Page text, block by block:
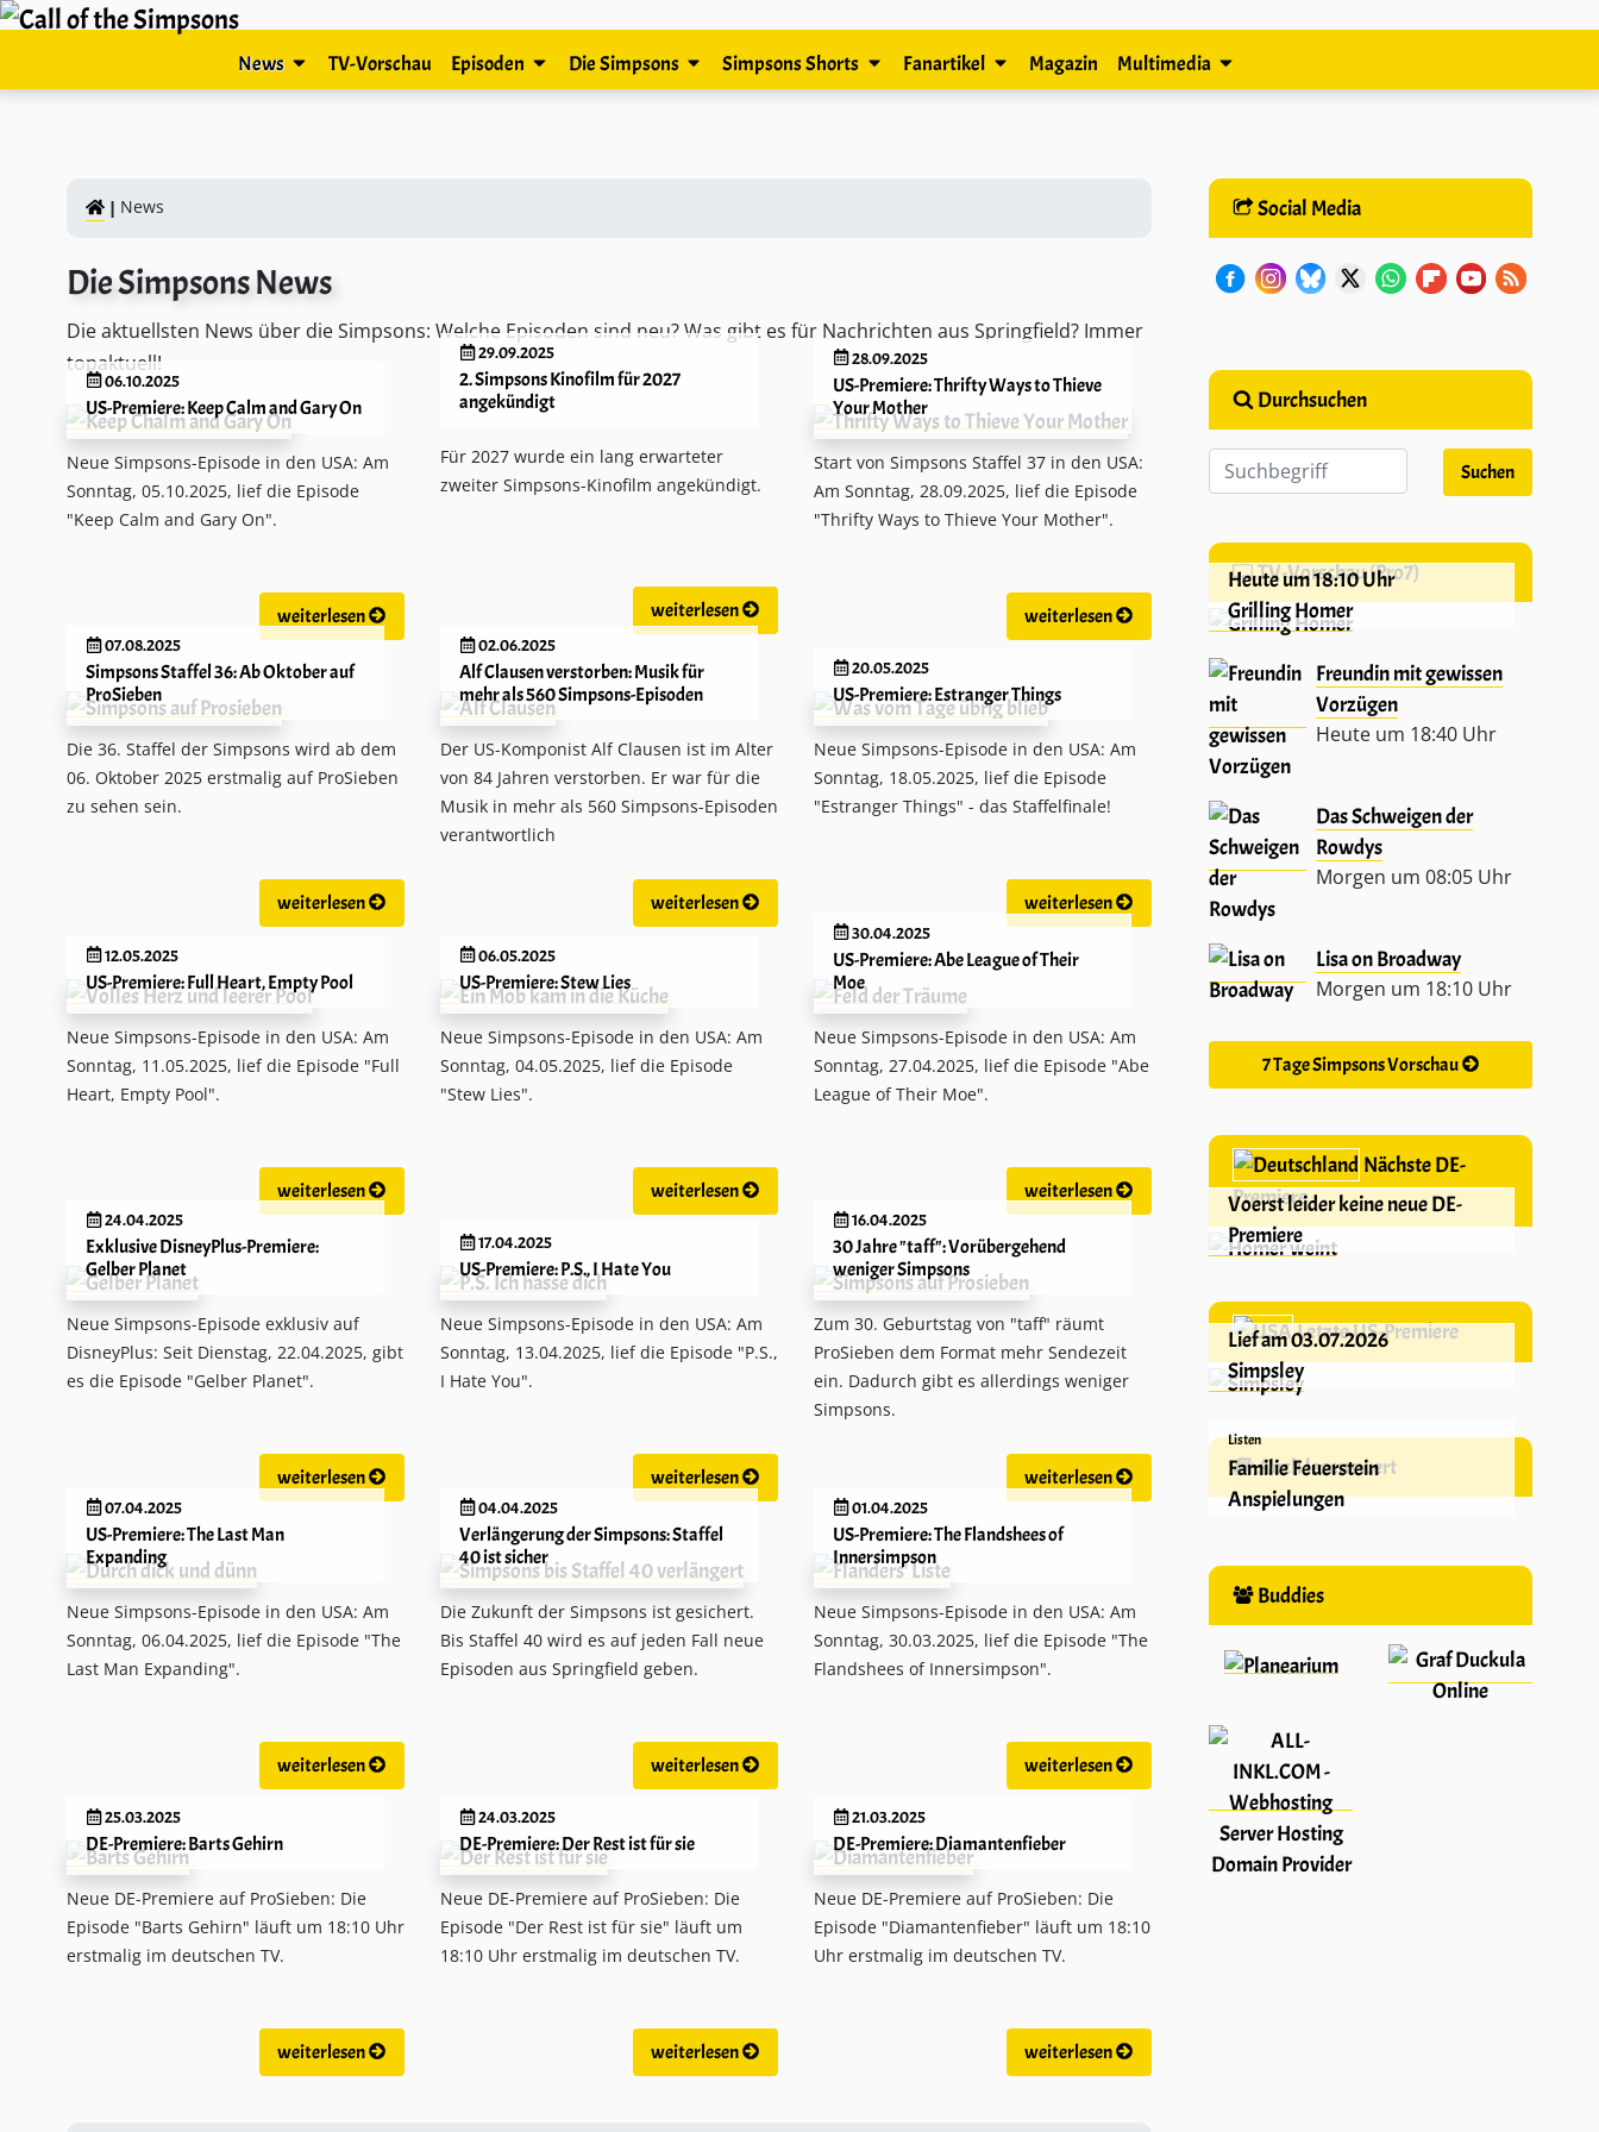
News TV-Vorschau Episoden Die Simpsons Simpsons Shorts Fanartikel Magazin Multimedia
News
Die Simpsons News
Die aktuellsten News über die Simpsons: Welche Episoden sind neu? Was gibt es für Nachrichten aus Springfield? Immer
topaktuell!
06.10.2025
US-Premiere: Keep Calm and Gary On
Neue Simpsons-Episode in den USA: Am
Sonntag, 05.10.2025, lief die Episode
"Keep Calm and Gary On".
weiterlesen
29.09.2025
2. Simpsons Kinofilm für 2027
angekündigt
Für 2027 wurde ein lang erwarteter
zweiter Simpsons-Kinofilm angekündigt.
weiterlesen
28.09.2025
US-Premiere: Thrifty Ways to Thieve
Your Mother
Start von Simpsons Staffel 37 in den USA:
Am Sonntag, 28.09.2025, lief die Episode
"Thrifty Ways to Thieve Your Mother".
weiterlesen
07.08.2025
Simpsons Staffel 36: Ab Oktober auf
ProSieben
​Die 36. Staffel der Simpsons​ wird ab dem
06. Oktober 2025 erstmalig auf ProSieben
zu sehen sein.
weiterlesen
02.06.2025
Alf Clausen verstorben: Musik für
mehr als 560 Simpsons-Episoden
Der US-Komponist Alf Clausen ist im Alter
von 84 Jahren verstorben. Er war für die
Musik in mehr als 560 Simpsons-Episoden
verantwortlich
weiterlesen
20.05.2025
US-Premiere: Estranger Things
Neue Simpsons-Episode in den USA: Am
Sonntag, 18.05.2025, lief die Episode
"Estranger Things" - das Staffelfinale!
weiterlesen
12.05.2025
US-Premiere: Full Heart, Empty Pool
Neue Simpsons-Episode in den USA: Am
Sonntag, 11.05.2025, lief die Episode "Full
Heart, Empty Pool".
weiterlesen
06.05.2025
US-Premiere: Stew Lies
Neue Simpsons-Episode in den USA: Am
Sonntag, 04.05.2025, lief die Episode
"Stew Lies".
weiterlesen
30.04.2025
US-Premiere: Abe League of Their
Moe
Neue Simpsons-Episode in den USA: Am
Sonntag, 27.04.2025, lief die Episode "Abe
League of Their Moe".
weiterlesen
24.04.2025
Exklusive DisneyPlus-Premiere:
Gelber Planet
Neue Simpsons-Episode exklusiv auf
DisneyPlus: Seit Dienstag, 22.04.2025, gibt
es die Episode "Gelber Planet".
weiterlesen
17.04.2025
US-Premiere: P.S., I Hate You
Neue Simpsons-Episode in den USA: Am
Sonntag, 13.04.2025, lief die Episode "P.S.,
I Hate You".
weiterlesen
16.04.2025
30 Jahre "taff": Vorübergehend
weniger Simpsons
Zum 30. Geburtstag von "taff" räumt
ProSieben dem Format mehr Sendezeit
ein. Dadurch gibt es allerdings weniger
Simpsons.
weiterlesen
07.04.2025
US-Premiere: The Last Man
Expanding
Neue Simpsons-Episode in den USA: Am
Sonntag, 06.04.2025, lief die Episode "The
Last Man Expanding".
weiterlesen
04.04.2025
Verlängerung der Simpsons: Staffel
40 ist sicher
Die Zukunft der Simpsons ist gesichert.
Bis Staffel 40 wird es auf jeden Fall neue
Episoden aus Springfield geben.
weiterlesen
01.04.2025
US-Premiere: The Flandshees of
Innersimpson
Neue Simpsons-Episode in den USA: Am
Sonntag, 30.03.2025, lief die Episode "The
Flandshees of Innersimpson".
weiterlesen
25.03.2025
DE-Premiere: Barts Gehirn
Neue DE-Premiere auf ProSieben: Die
Episode "Barts Gehirn" läuft um 18:10 Uhr
erstmalig im deutschen TV.
weiterlesen
24.03.2025
DE-Premiere: Der Rest ist für sie
Neue DE-Premiere auf ProSieben: Die
Episode "Der Rest ist für sie" läuft um
18:10 Uhr erstmalig im deutschen TV.
weiterlesen
21.03.2025
DE-Premiere: Diamantenfieber
Neue DE-Premiere auf ProSieben: Die
Episode "Diamantenfieber" läuft um 18:10
Uhr erstmalig im deutschen TV.
weiterlesen
Social Media
Durchsuchen
TV-Vorschau (Pro7)
Heute um 18:10 Uhr
Grilling Homer
Freundin mit gewissen
Vorzügen
Heute um 18:40 Uhr
Das Schweigen der
Rowdys
Morgen um 08:05 Uhr
Lisa on Broadway
Morgen um 18:10 Uhr
7 Tage Simpsons Vorschau
Nächste DE-
Premiere
Voerst leider keine neue DE-
Premiere
Letzte US-Premiere
Lief am 03.07.2026
Simpsley
Auch lesenswert
Listen
Familie Feuerstein
Anspielungen
Buddies